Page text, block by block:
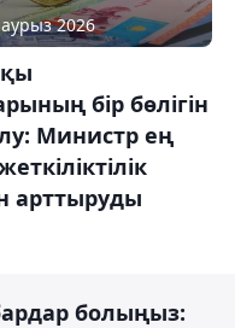
2026
бір бөлігін
Министр ең
арттыруды
болыңыз: